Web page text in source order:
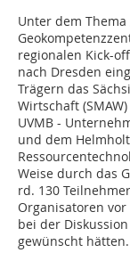
Unter dem Thema
regionalen Kick-
nach Dresden
Trägern das
Wirtschaft
UVMB -
und dem
Weise durch das
rd. 130
Organisatoren
bei der
gewünscht hätten.